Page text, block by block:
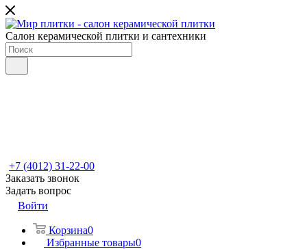
Салон керамической плитки и сантехники
+7 (4012) 31-22-00
Заказать звонок
Задать вопрос
Войти
Корзина0
Избранные товары0